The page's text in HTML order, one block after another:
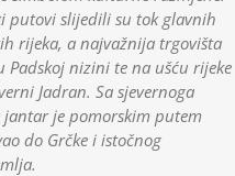
putovi slijedili su tok glavnih
rijeka, a najvažnija trgovišta
Padskoj nizini te na ušću rijeke
Jadran. Sa sjevernoga
jantar je pomorskim putem
do Grčke i istočnog